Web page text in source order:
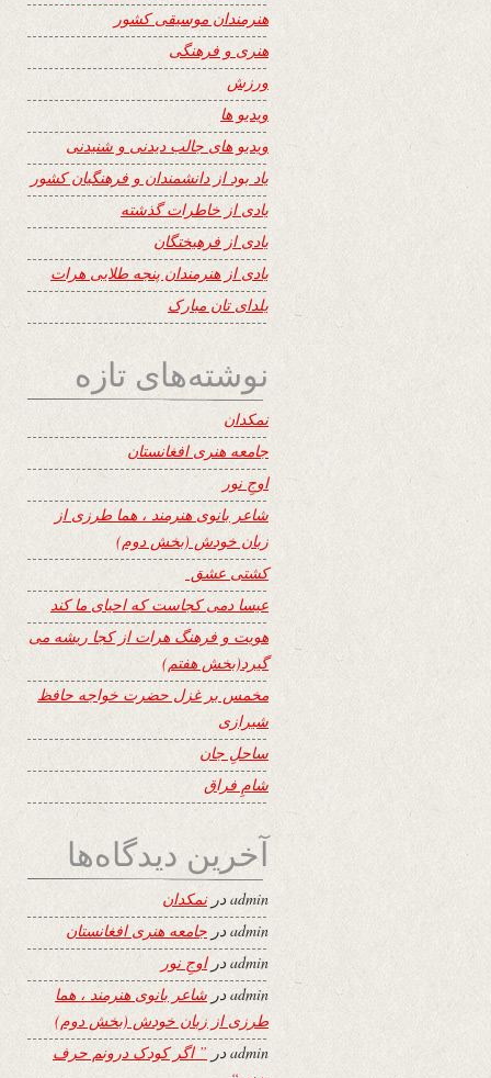
هنرمندان موسیقی کشور
هنری و فرهنگی
ورزش
ویدیو ها
ویدیو های جالب دیدنی و شنیدنی
یاد بود از دانشمندان و فرهنگیان کشور
یادی از خاطرات گذشته
یادی از فرهیختگان
یادی از هنرمندان پنجه طلایی هرات
یلدای تان مبارک
نوشته‌های تازه
نمکدان
جامعه هنری افغانستان
اوجِ نور
شاعر بانوی هنرمند ، هما طرزی از
زبان خودش (بخش دوم)
کشتی عشق
عیسا دمی کجاست که احیای ما کند
هویت و فرهنگ هرات از کجا ریشه می
گیرد(بخش هفتم)
مخمس بر غزل حضرت خواجه حافظ
شیرازی
ساحلِ جان
شامِ فراق
آخرین دیدگاه‌ها
adminدرنمکدان
adminدر جامعه هنری افغانستان
adminدراوجِ نور
adminدر شاعر بانوی هنرمند ، هما
طرزی از زبان خودش (بخش دوم)
adminدر ” اگر کودک درونم حرف